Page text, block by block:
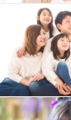
全店
「緊急事態宣
ず崩れて
す。お参
い。
成人
子供から
い。新た
たします
袖専門店
ださいま